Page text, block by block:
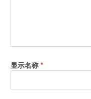
显示名称*